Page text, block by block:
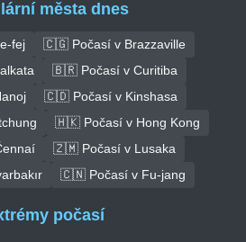
města dnes
fej
🇨🇬 Počasí v Brazzaville
🇧🇷 Počasí v Curitiba
🇨🇩 Počasí v Kinshasa
🇭🇰 Počasí v Hong Kong
🇿🇲 Počasí v Lusaka
🇨🇳 Počasí v Fu-jang
počasí